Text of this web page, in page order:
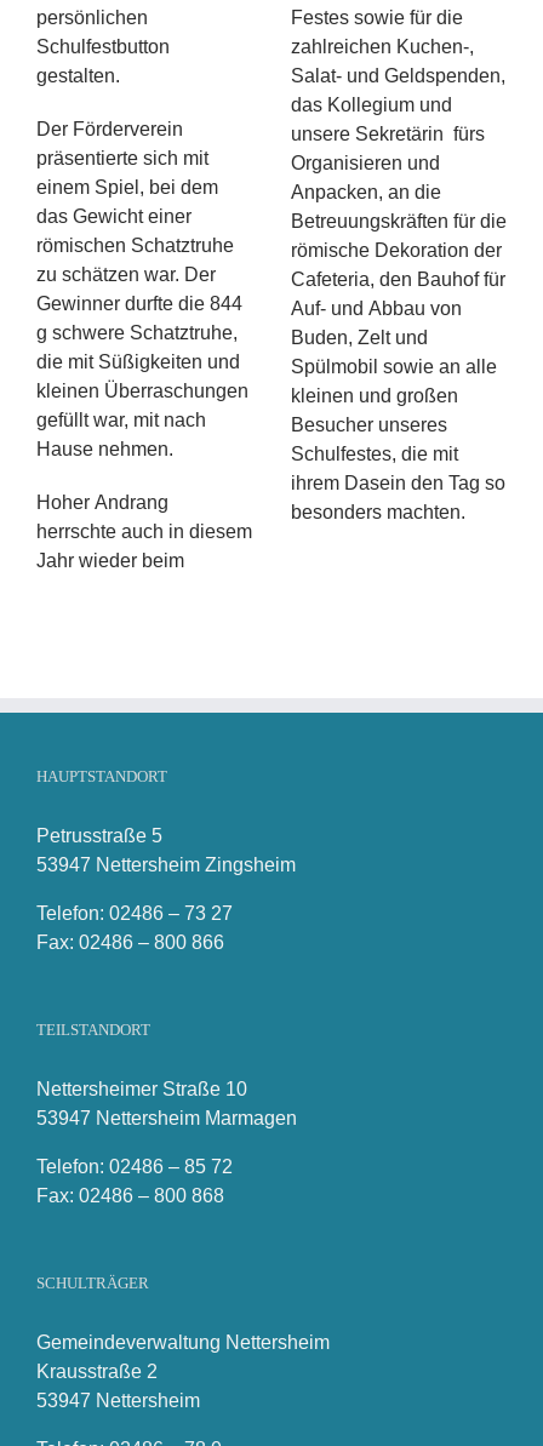
persönlichen
Schulfestbutton
gestalten.
Der Förderverein
präsentierte sich mit
einem Spiel, bei dem
das Gewicht einer
römischen Schatztruhe
zu schätzen war. Der
Gewinner durfte die 844
g schwere Schatztruhe,
die mit Süßigkeiten und
kleinen Überraschungen
gefüllt war, mit nach
Hause nehmen.
Hoher Andrang
herrschte auch in diesem
Jahr wieder beim
Festes sowie für die
zahlreichen Kuchen-,
Salat- und Geldspenden,
das Kollegium und
unsere Sekretärin fürs
Organisieren und
Anpacken, an die
Betreuungskräften für die
römische Dekoration der
Cafeteria, den Bauhof für
Auf- und Abbau von
Buden, Zelt und
Spülmobil sowie an alle
kleinen und großen
Besucher unseres
Schulfestes, die mit
ihrem Dasein den Tag so
besonders machten.
HAUPTSTANDORT
Petrusstraße 5
53947 Nettersheim Zingsheim
Telefon: 02486 – 73 27
Fax: 02486 – 800 866
TEILSTANDORT
Nettersheimer Straße 10
53947 Nettersheim Marmagen
Telefon: 02486 – 85 72
Fax: 02486 – 800 868
SCHULTRÄGER
Gemeindeverwaltung Nettersheim
Krausstraße 2
53947 Nettersheim